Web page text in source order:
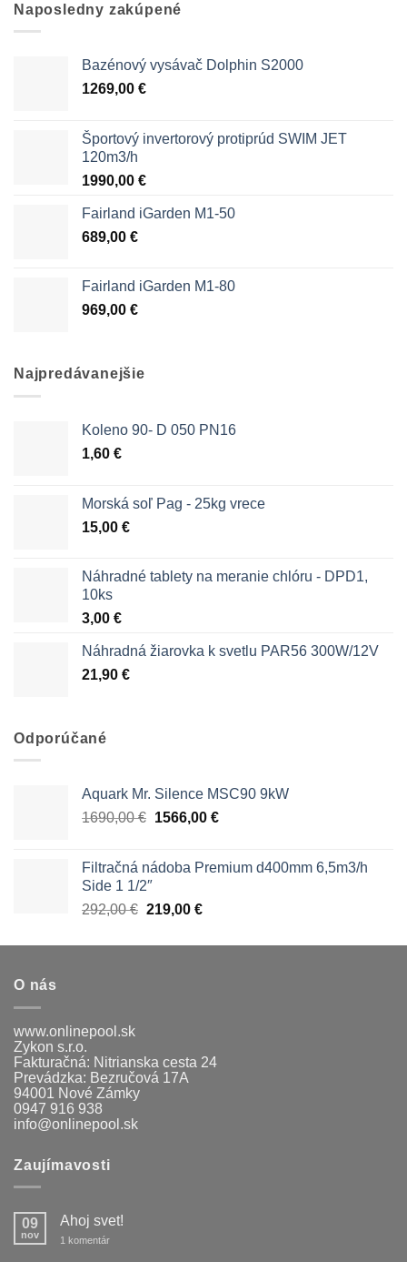
Naposledny zakúpené
Bazénový vysávač Dolphin S2000
1269,00 €
Športový invertorový protiprúd SWIM JET
120m3/h
1990,00 €
Fairland iGarden M1-50
689,00 €
Fairland iGarden M1-80
969,00 €
Najpredávanejšie
Koleno 90- D 050 PN16
1,60 €
Morská soľ Pag - 25kg vrece
15,00 €
Náhradné tablety na meranie chlóru - DPD1,
10ks
3,00 €
Náhradná žiarovka k svetlu PAR56 300W/12V
21,90 €
Odporúčané
Aquark Mr. Silence MSC90 9kW
1690,00€ Pôvodná
1690,00 €.
1566,00 €Aktuálna
1566,00 €.
Filtračná nádoba Premium d400mm 6,5m3/h
Side 1 1/2″
292,00€ Pôvodná
bola:
219,00 €Aktuálna
je:
O nás
www.onlinepool.sk
Zykon s.r.o.
Fakturačná: Nitrianska cesta 24
Prevádzka: Bezručová 17A
94001 Nové Zámky
0947 916 938
info@onlinepool.sk
Zaujímavosti
09
nov
Ahoj svet!
1 komentárna